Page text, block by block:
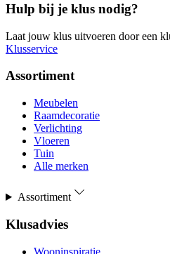
Hulp bij je klus nodig?
Laat jouw klus uitvoeren door een
Klusservice
Assortiment
Meubelen
Raamdecoratie
Verlichting
Vloeren
Tuin
Alle merken
Assortiment
Klusadvies
Wooninspiratie